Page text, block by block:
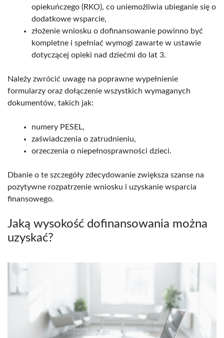
opiekuńczego (RKO), co uniemożliwia ubieganie się o
dodatkowe wsparcie,
złożenie wniosku o dofinansowanie powinno być
kompletne i spełniać wymogi zawarte w ustawie
dotyczącej opieki nad dziećmi do lat 3.
Należy zwrócić uwagę na poprawne wypełnienie
formularzy oraz dołączenie wszystkich wymaganych
dokumentów, takich jak:
numery PESEL,
zaświadczenia o zatrudnieniu,
orzeczenia o niepełnosprawności dzieci.
Dbanie o te szczegóły zdecydowanie zwiększa szanse na
pozytywne rozpatrzenie wniosku i uzyskanie wsparcia
finansowego.
Jaką wysokość dofinansowania można
uzyskać?